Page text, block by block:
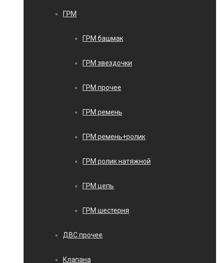
ГРМ
ГРМ башмак
ГРМ звездочки
ГРМ прочее
ГРМ ремень
ГРМ ремень+ролик
ГРМ ролик натяжной
ГРМ цепь
ГРМ шестерня
ДВС прочее
Клапана